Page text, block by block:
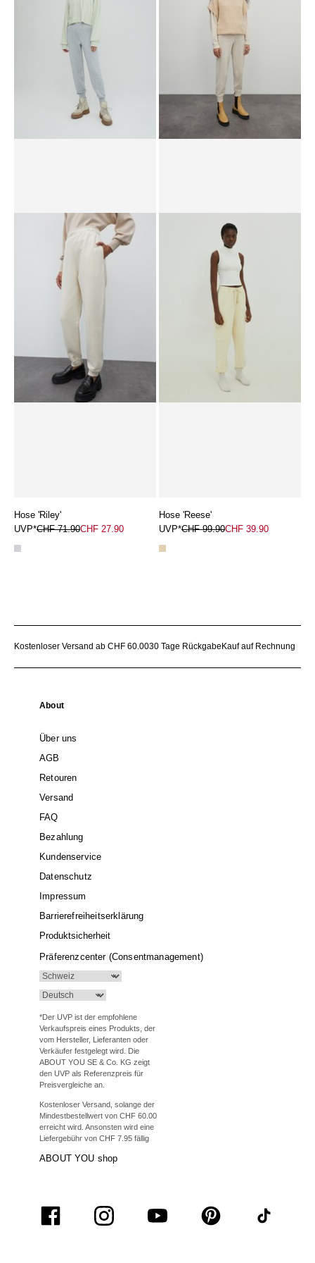
Hose 'Giona'
CHF 77.90 CHF 64.90
Hose 'Riley'
UVP*CHF 71.90CHF 27.90
Hose 'Reese'
UVP*CHF 99.90CHF 39.90
Kostenloser Versand ab CHF 60.0030 Tage Rückgabe Kauf auf Rechnung
About
Über uns
AGB
Retouren
Versand
FAQ
Bezahlung
Kundenservice
Datenschutz
Impressum
Barrierefreiheitserklärung
Produktsicherheit
Präferenzcenter (Consentmanagement)
*Der UVP ist der empfohlene
Verkaufspreis eines Produkts, der
vom Hersteller, Lieferanten oder
Verkäufer festgelegt wird. Die
ABOUT YOU SE & Co. KG zeigt
den UVP als Referenzpreis für
Preisvergleiche an.
Kostenloser Versand, solange der
Mindestbestellwert von CHF 60.00
erreicht wird. Ansonsten wird eine
Liefergebühr von CHF 7.95 fällig
ABOUT YOU shop